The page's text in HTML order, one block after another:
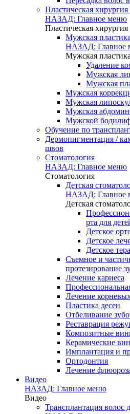
Пластическая
НАЗАД: Главное меню
Пластическая
Мужская
НАЗАД: Главное
Мужская
Удаление
Мужская
Мужская
Мужская
Мужская
Мужская
Мужской
Обучение по
Дермопигментация /
швов
Стоматология
НАЗАД: Главное меню
Стоматология
Детская
НАЗАД: Главное
Детская
рта для
Детское
Детское
Детское
Съемное и
протезирование
Лечение кариеса
Лечение
Пластика десен
Отбеливание
Реставрация
Композитные
Керамические
Имплантация и
Ортодонтия
Лечение
Видео
НАЗАД: Главное меню
Видео
Трансплантация волос